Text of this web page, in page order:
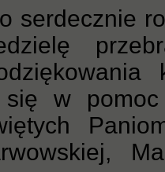
serdecznie
się w